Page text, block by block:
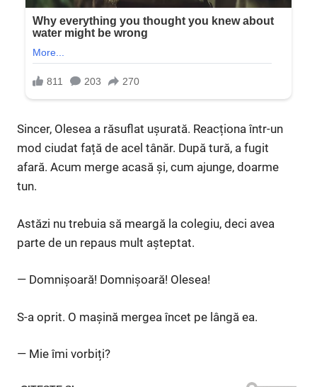
Sincer, Olesea a răsuflat ușurată. Reacționa într-un
mod ciudat față de acel tânăr. După tură, a fugit
afară. Acum merge acasă și, cum ajunge, doarme
tun.
Astăzi nu trebuia să meargă la colegiu, deci avea
parte de un repaus mult așteptat.
— Domnișoară! Domnișoară! Olesea!
S-a oprit. O mașină mergea încet pe lângă ea.
— Mie îmi vorbiți?